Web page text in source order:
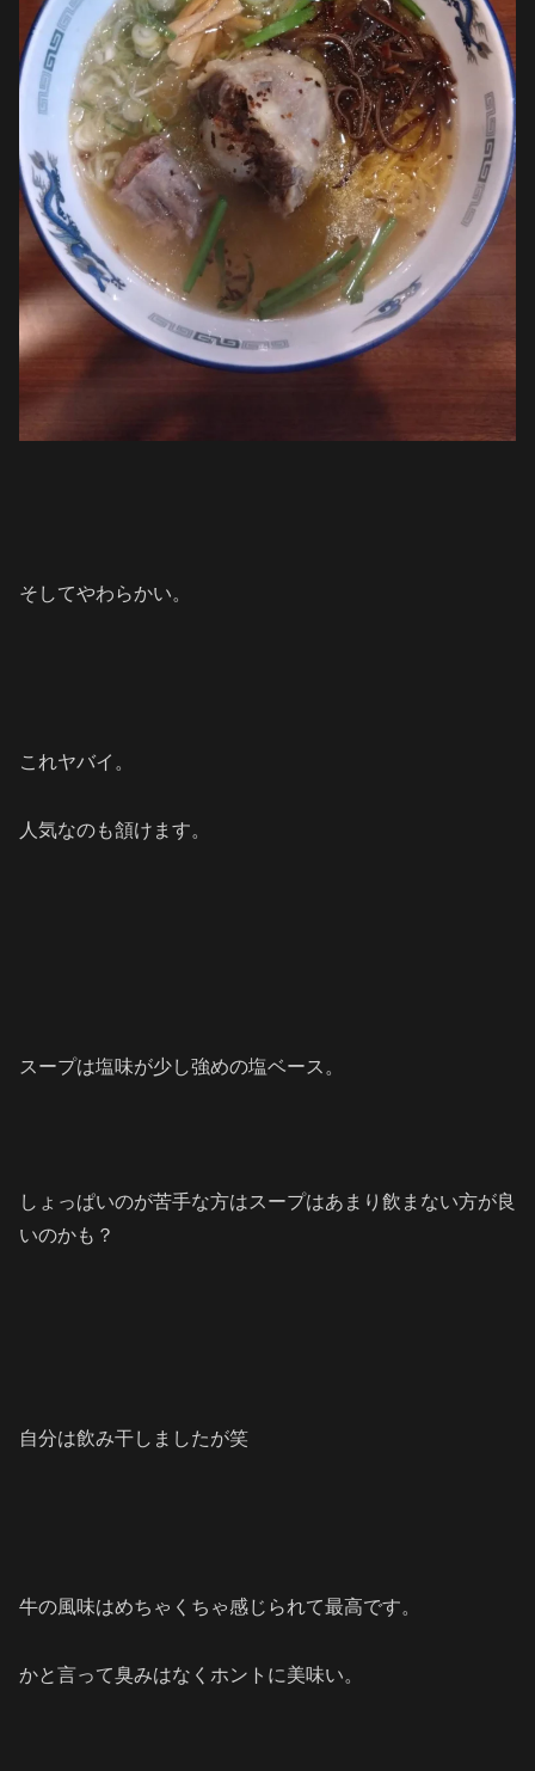
そしてやわらかい。
これヤバイ。
人気なのも頷けます。
スープは塩味が少し強めの塩ベース。
しょっぱいのが苦手な方はスープはあまり飲まない方が良
いのかも？
自分は飲み干しましたが笑
牛の風味はめちゃくちゃ感じられて最高です。
かと言って臭みはなくホントに美味い。